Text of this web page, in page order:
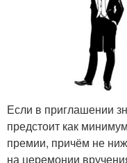
Если в приглашении
предстоит как
премии, причём не
на церемонии